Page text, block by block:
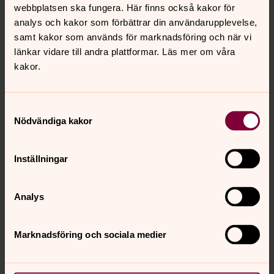
webbplatsen ska fungera. Här finns också kakor för
analys och kakor som förbättrar din användarupplevelse,
samt kakor som används för marknadsföring och när vi
länkar vidare till andra plattformar. Läs mer om våra
kakor.
Nödvändiga kakor
Inställningar
Analys
Marknadsföring och sociala medier
evenemang och i vissa fall hembesök.
Internationella gruppen
Vi är en grupp frivilliga som arbetar med olika aktiviteter
ändamål och nationella kampanjer.
Övar torsdagar 19:00-21:00 i Häggebygården. Blandad
kör som sjunger i gudstjänster och har konserter.
Gospelkören Heavenly Joy
gospel, pop och soul. Intagning med sångprov.